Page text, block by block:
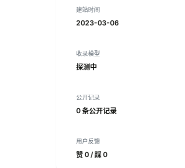
建站时间
2023-03-06
收录模型
探测中
公开记录
0 条公开记录
用户反馈
赞 0 / 踩 0